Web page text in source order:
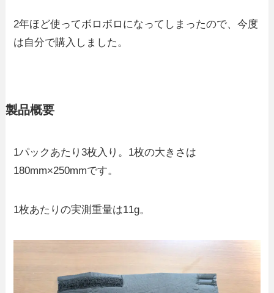
2年ほど使ってボロボロになってしまったので、今度
は自分で購入しました。
製品概要
1パックあたり3枚入り。1枚の大きさは
180mm×250mmです。
1枚あたりの実測重量は11g。